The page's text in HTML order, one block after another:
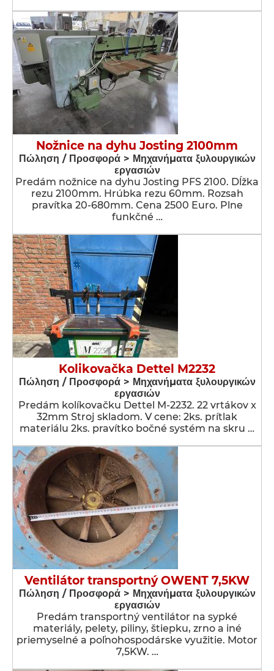
Nožnice na dyhu Josting 2100mm
Πώληση / Προσφορά > Μηχανήματα ξυλουργικών
εργασιών
Predám nožnice na dyhu Josting PFS 2100. Dĺžka
rezu 2100mm. Hrúbka rezu 60mm. Rozsah
pravítka 20-680mm. Cena 2500 Euro. Plne
funkčné …
Kolikovačka Dettel M2232
Πώληση / Προσφορά > Μηχανήματα ξυλουργικών
εργασιών
Predám kolíkovačku Dettel M-2232. 22 vrtákov x
32mm Stroj skladom. V cene: 2ks. prítlak
materiálu 2ks. pravítko bočné systém na skru …
Ventilátor transportný OWENT 7,5KW
Πώληση / Προσφορά > Μηχανήματα ξυλουργικών
εργασιών
Predám transportný ventilátor na sypké
materiály, pelety, piliny, štiepku, zrno a iné
priemyselné a poľnohospodárske využitie. Motor
7,5KW. …